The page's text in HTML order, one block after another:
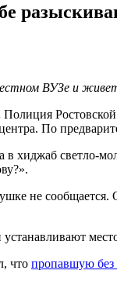
ВУЗе и
Полиция
По
в хиджаб светло-
не сообщается.
что пропавшую без